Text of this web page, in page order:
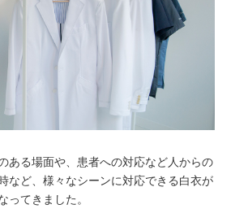
ある場面や、患者への対応など人からの
など、様々なシーンに対応できる白衣が
ってきました。